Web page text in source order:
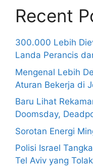
Recent
300.000 Lebih
Landa Perancis
Mengenal Lebih
Aturan Bekerja di
Baru Lihat
Doomsday,
Sorotan Energi
Polisi Israel
Tel Aviv yang